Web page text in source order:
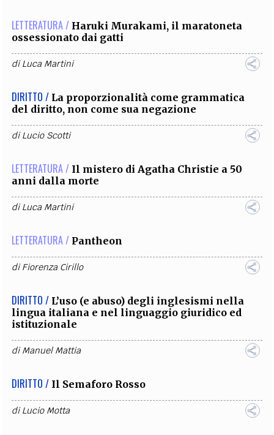
LETTERATURA / Haruki Murakami, il maratoneta
ossessionato dai gatti
diLuca Martini
DIRITTO / La proporzionalità come grammatica
del diritto, non come sua negazione
diLucio Scotti
LETTERATURA / Il mistero di Agatha Christie a 50
anni dalla morte
diLuca Martini
LETTERATURA / Pantheon
diFiorenza Cirillo
DIRITTO / L’uso (e abuso) degli inglesismi nella
lingua italiana e nel linguaggio giuridico ed
istituzionale
diManuel Mattia
DIRITTO / Il Semaforo Rosso
diLucio Motta